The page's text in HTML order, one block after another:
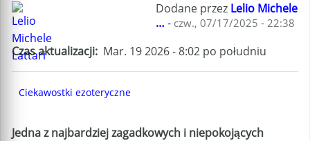
Dodane przez Lelio Michele
… - czw., 07/17/2025 - 22:38
Czas aktualizacji Mar. 19 2026 - 8:02 po południu
Ciekawostki ezoteryczne
Jedna z najbardziej zagadkowych i niepokojących